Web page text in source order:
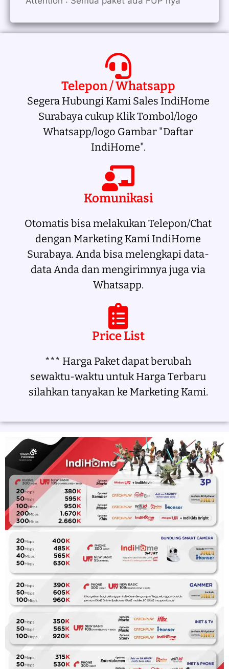
Telepon / Whatsapp
Segera Hubungi Kami Sales IndiHome
Surabaya cukup Klik Tombol/logo
Whatsapp/logo Gambar "Daftar
IndiHome".
Komunikasi
Otomatis bisa melakukan Telepon/Chat
dengan Marketing Kami IndiHome
Surabaya. Anda bisa melengkapi data-
data Anda dan mengirimnya juga via
Whatsapp.
Price List
*** Harga Paket dapat berubah
sewaktu-waktu untuk Harga Terbaru
silahkan tanyakan ke Marketing Kami.